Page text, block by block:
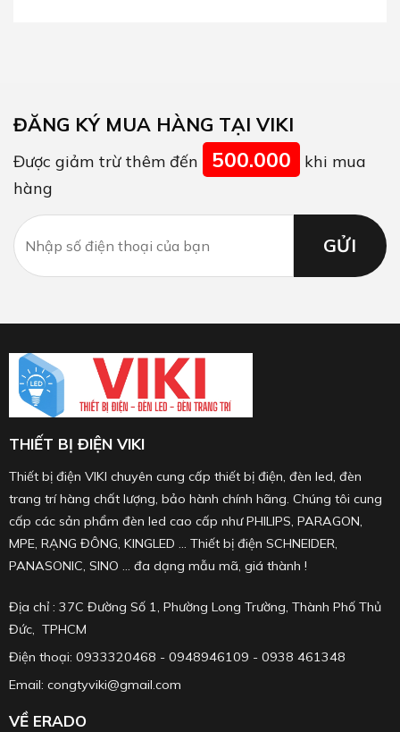
ĐĂNG KÝ MUA HÀNG TẠI VIKI
Được giảm trừ thêm đến 500.000
khi mua
hàng
THIẾT BỊ ĐIỆN VIKI
Thiết bị điện VIKI chuyên cung cấp thiết bị điện, đèn led, đèn
trang trí hàng chất lượng, bảo hành chính hãng. Chúng tôi cung
cấp các sản phẩm đèn led cao cấp như PHILIPS, PARAGON,
MPE, RẠNG ĐÔNG, KINGLED ... Thiết bị điện SCHNEIDER,
PANASONIC, SINO ... đa dạng mẫu mã, giá thành !
Địa chỉ : 37C Đường Số 1, Phường Long Trường, Thành Phố Thủ
Đức, TPHCM
Điện thoại: 0933320468 - 0948946109 - 0938 461348
Email: congtyviki@gmail.com
VỀ ERADO